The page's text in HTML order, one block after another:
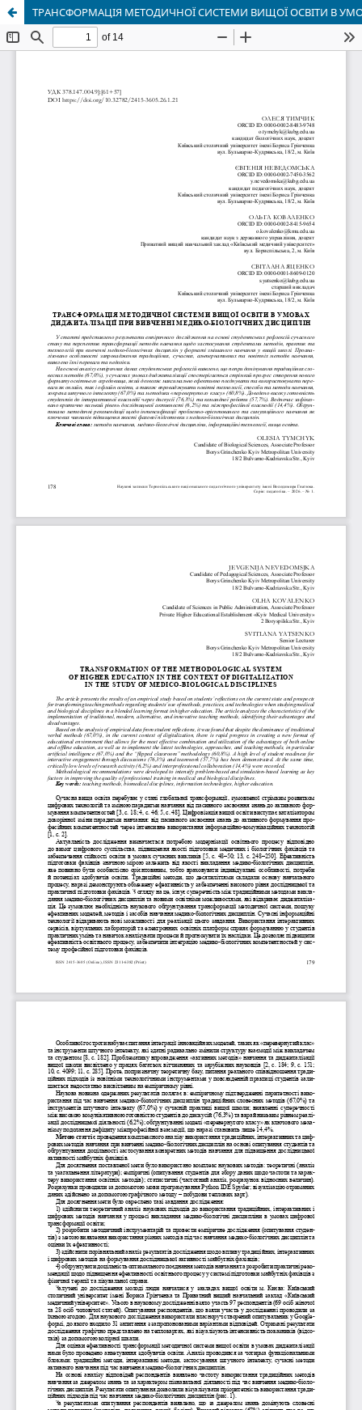
ТРАНСФОРМАЦІЯ МЕТОДИЧНОЇ СИСТЕМИ ВИЩОЇ ОСВІТИ В